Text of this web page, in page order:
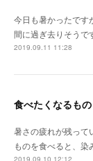
今日も暑かったです
間に過ぎ去りそう
2019.09.11 11:28
食べたくなるもの
暑さの疲れが残って
ものを食べると、染
2019.09.10 12:12